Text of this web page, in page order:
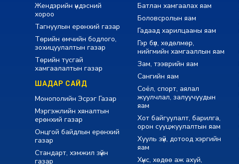
Жендэрийн үндэсний
хороо
Тагнуулын ерөнхий газар
Төрийн өмчийн бодлого,
зохицуулалтын газар
Төрийн тусгай
хамгаалалтын газар
ШАДАР САЙД
Монополийн Эсрэг Газар
Мэргэжлийн хяналтын
ерөнхий газар
Онцгой байдлын ерөнхий
газар
Стандарт, хэмжил зүйн
газар
Батлан хамгаалах яам
Боловсролын яам
Гадаад харилцааны яам
Гэр бүл, хөдөлмөр,
нийгмийн хамгааллын яам
Зам, тээврийн яам
Сангийн яам
Соёл, спорт, аялал
жуулчлал, залуучуудын
яам
Хот байгуулалт, барилга,
орон сууцжуулалтын яам
Хууль зүй, дотоод хэргийн
яам
Хүнс, хөдөө аж ахуй,